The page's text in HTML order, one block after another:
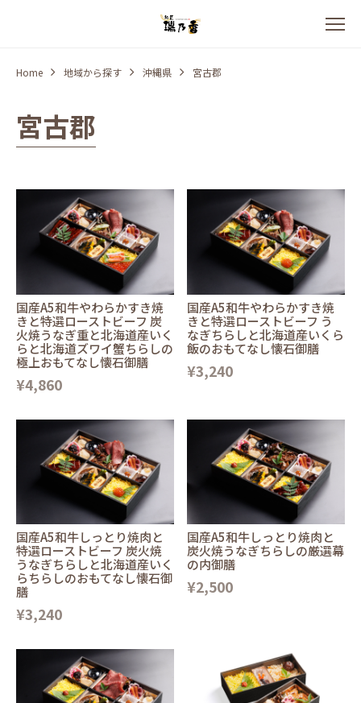
Home 地域から探す 沖縄県 宮古郡
宮古郡
国産A5和牛やわらかすき焼
きと特選ローストビーフ 炭
火焼うなぎ重と北海道産いく
らと北海道ズワイ蟹ちらしの
極上おもてなし懐石御膳
¥4,860
国産A5和牛やわらかすき焼
きと特選ローストビーフ う
なぎちらしと北海道産いくら
飯のおもてなし懐石御膳
¥3,240
国産A5和牛しっとり焼肉と
特選ローストビーフ 炭火焼
うなぎちらしと北海道産いく
らちらしのおもてなし懐石御
膳
¥3,240
国産A5和牛しっとり焼肉と
炭火焼うなぎちらしの厳選幕
の内御膳
¥2,500